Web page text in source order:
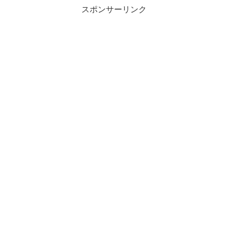
スポンサーリンク